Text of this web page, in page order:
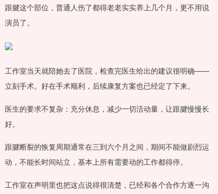
跟腱这个部位，普通人伤了都得老老实实养上几个月，更不用说
演员了。
工作室当天就陪她去了医院，检查完医生给出的建议很明确——
立刻手术。好在手术顺利，后续康复方案也已经定了下来。
医生的要求不复杂：充分休息，减少一切活动量，让跟腱慢慢长
好。
跟腱断裂的恢复周期通常在三到六个月之间，期间不能做剧烈运
动，不能长时间站立，基本上所有需要动的工作都得停。
工作室在声明里也把这点说得很清楚，已经和各个合作方逐一沟